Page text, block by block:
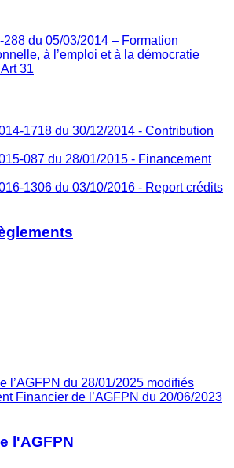
288 du 05/03/2014 – Formation
à l’emploi et à la démocratie
31
1718 du 30/12/2014 - Contribution
087 du 28/01/2015 - Financement
1306 du 03/10/2016 - Report crédits
l’AGFPN du 28/01/2025 modifiés
Financier de l’AGFPN du 20/06/2023
l'AGFPN